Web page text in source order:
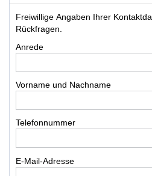
Freiwillige Angaben Ihrer
Rückfragen.
Anrede
Vorname und Nachname
Telefonnummer
E-Mail-Adresse